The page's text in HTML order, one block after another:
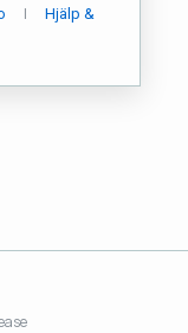
|
Hjälp &